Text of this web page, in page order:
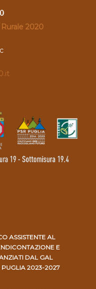
2020
ASSISTENTE AL
E
DAL GAL
PUGLIA 2023-2027